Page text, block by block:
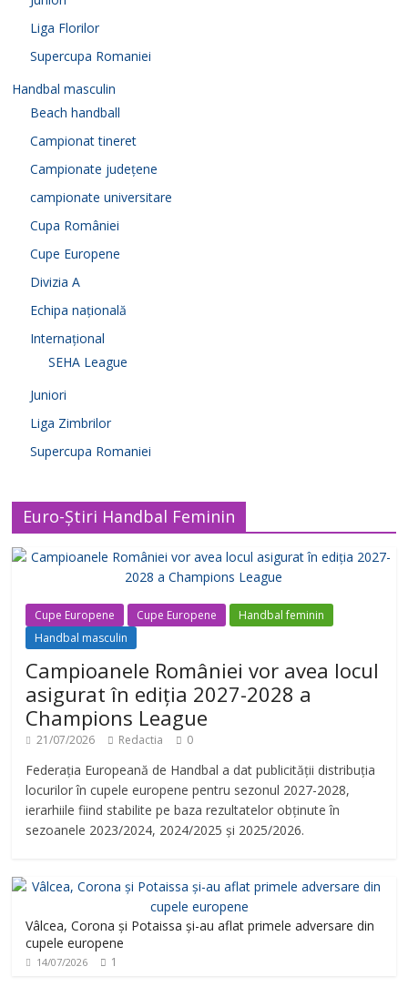
Liga Florilor
Supercupa Romaniei
Handbal masculin
Beach handball
Campionat tineret
Campionate județene
campionate universitare
Cupa României
Cupe Europene
Divizia A
Echipa națională
Internațional
SEHA League
Juniori
Liga Zimbrilor
Supercupa Romaniei
Euro-Știri Handbal Feminin
Cupe Europene Cupe Europene
Handbal feminin
Handbal masculin
Campioanele României vor avea locul
asigurat în ediția 2027-2028 a
Champions League
21/07/2026 Redactia 0
Federația Europeană de Handbal a dat publicității distribuția
locurilor în cupele europene pentru sezonul 2027-2028,
ierarhiile fiind stabilite pe baza rezultatelor obținute în
sezoanele 2023/2024, 2024/2025 și 2025/2026.
Vâlcea, Corona și Potaissa și-au aflat primele adversare din
cupele europene
14/07/2026 1